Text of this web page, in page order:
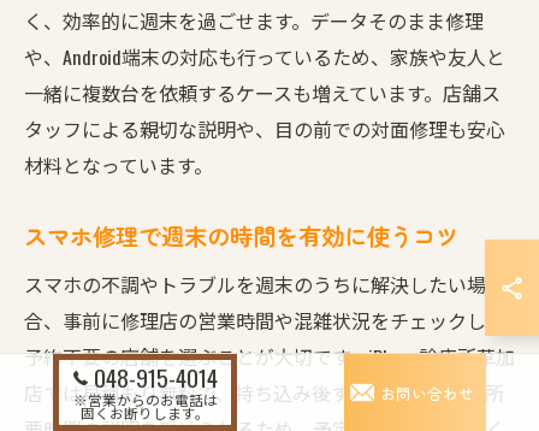
く、効率的に週末を過ごせます。データそのまま修理
や、Android端末の対応も行っているため、家族や友人と
一緒に複数台を依頼するケースも増えています。店舗ス
タッフによる親切な説明や、目の前での対面修理も安心
材料となっています。
スマホ修理で週末の時間を有効に使うコツ
スマホの不調やトラブルを週末のうちに解決したい場
合、事前に修理店の営業時間や混雑状況をチェックし、
予約不要の店舗を選ぶことが大切です。iPhone診療所草加
店では見積もり無料で、持ち込み後すぐに修理内容や所
048-915-4014
※営業からのお電話は
固くお断りします。
お問い合わせ